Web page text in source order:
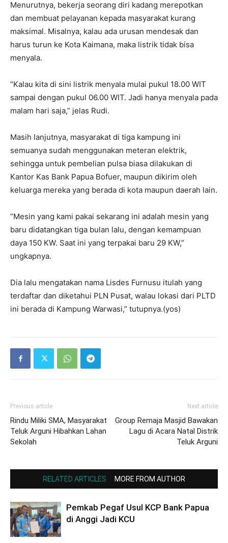
Menurutnya, bekerja seorang diri kadang merepotkan
dan membuat pelayanan kepada masyarakat kurang
maksimal. Misalnya, kalau ada urusan mendesak dan
harus turun ke Kota Kaimana, maka listrik tidak bisa
menyala.
“Kalau kita di sini listrik menyala mulai pukul 18.00 WIT
sampai dengan pukul 06.00 WIT. Jadi hanya menyala pada
malam hari saja,” jelas Rudi.
Masih lanjutnya, masyarakat di tiga kampung ini
semuanya sudah menggunakan meteran elektrik,
sehingga untuk pembelian pulsa biasa dilakukan di
Kantor Kas Bank Papua Bofuer, maupun dikirim oleh
keluarga mereka yang berada di kota maupun daerah lain.
“Mesin yang kami pakai sekarang ini adalah mesin yang
baru didatangkan tiga bulan lalu, dengan kemampuan
daya 150 KW. Saat ini yang terpakai baru 29 KW,”
ungkapnya.
Dia lalu mengatakan nama Lisdes Furnusu itulah yang
terdaftar dan diketahui PLN Pusat, walau lokasi dari PLTD
ini berada di Kampung Warwasi,” tutupnya.(yos)
Previous article
Rindu Miliki SMA, Masyarakat
Teluk Arguni Hibahkan Lahan
Sekolah
Next article
Group Remaja Masjid Bawakan
Lagu di Acara Natal Distrik
Teluk Arguni
RELATED ARTICLES MORE FROM AUTHOR
Pemkab Pegaf Usul KCP Bank Papua
di Anggi Jadi KCU